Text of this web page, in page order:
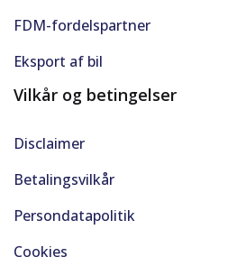
FDM-fordelspartner
Eksport af bil
Vilkår og betingelser
Disclaimer
Betalingsvilkår
Persondatapolitik
Cookies